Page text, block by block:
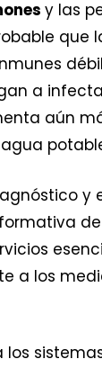
y las
a
aún
y
a los
los